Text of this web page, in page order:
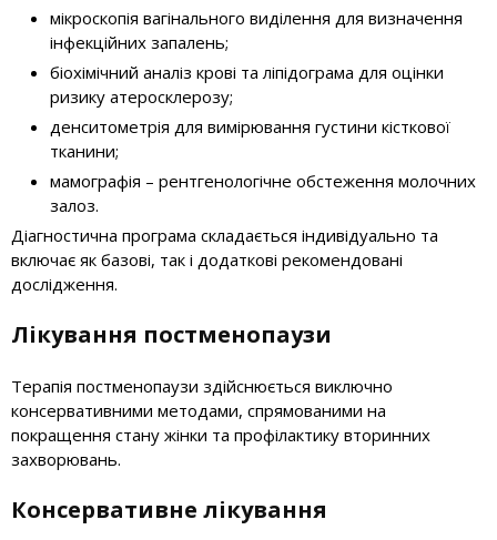
мікроскопія вагінального виділення для визначення
інфекційних запалень;
біохімічний аналіз крові та ліпідограма для оцінки
ризику атеросклерозу;
денситометрія для вимірювання густини кісткової
тканини;
мамографія – рентгенологічне обстеження молочних
залоз.
Діагностична програма складається індивідуально та
включає як базові, так і додаткові рекомендовані
дослідження.
Лікування постменопаузи
Терапія постменопаузи здійснюється виключно
консервативними методами, спрямованими на
покращення стану жінки та профілактику вторинних
захворювань.
Консервативне лікування